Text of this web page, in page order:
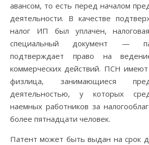
авансом, то есть перед началом
деятельности. В качестве
налог ИП был уплачен,
специальный документ —
подтверждает право на
коммерческих действий. ПСН
физлица, занимающиеся
деятельностью, у которых
наемных работников за
более пятнадцати человек.
Патент может быть выдан на срок